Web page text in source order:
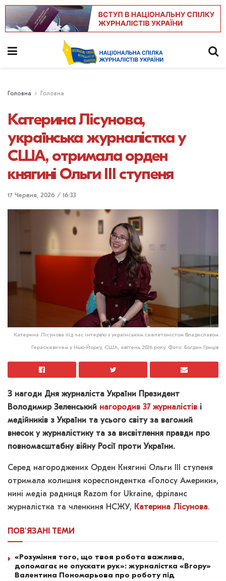
Головна Головна
Катерина Лісунова,
українська журналістка у
США, отримала орден
княгині Ольги III ступеня
17 Червня, 2026 / 16:33
Катерина Лісунова під час інтерв’ю з українським скелетоністом Владиславом
Гераскевичем у Нью-Йорку, США, квітень 2026 року. Фото: Богдан Гриців
З нагоди Дня журналіста України Президент
Володимир Зеленський нагородив 37 журналістів і
медійників з України та усього світу за вагомий
внесок у журналістику та за висвітлення правди про
повномасштабну війну Росії проти України.
Серед нагороджених Орден Княгині Ольги III ступеня
отримала колишня кореспондентка «Голосу Америки»,
нині медіа радниця Razom for Ukraine, фріланс
журналістка та членкиня НСЖУ, Катерина Лісунова.
ПОВ'ЯЗАНІ ТЕМИ
«Розуміння того, що твоя робота важлива,
допомагає не опускати рук»: журналістка «Вгору»
Валентина Пономарьова про роботу під